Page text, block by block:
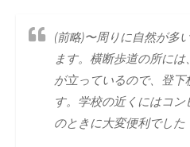
(前略)〜周りに自然が多
ます。横断歩道の所に
が立っているので、登
す。学校の近くにはコ
のときに大変便利でした